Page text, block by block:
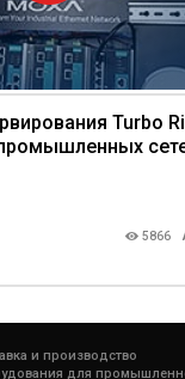
Turbo
5866
и производство
для